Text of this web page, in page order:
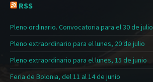
RSS
Pleno ordinario. Convocatoria para el 30 de julio
Pleno extraordinario para el lunes, 20 de julio
Pleno extraordinario para el lunes, 15 de junio
Feria de Bolonia, del 11 al 14 de junio